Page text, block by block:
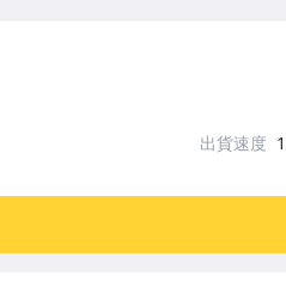
出貨速度 1